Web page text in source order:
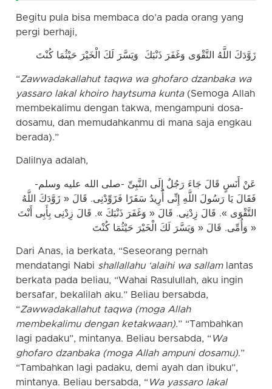
Begitu pula bisa membaca do’a pada orang yang
pergi berhaji,
زَوَّدَكَ اللَّهُ التَّقْوَى وَغَفَرَ ذَنْبَكَ وَيَسَّرَ لَكَ الْخَيْرَ حَيْثُمَا كُنْتَ
“Zawwadakallahut taqwa wa ghofaro dzanbaka wa
yassaro lakal khoiro haytsuma kunta(Semoga Allah
membekalimu dengan takwa, mengampuni dosa-
dosamu, dan memudahkanmu di mana saja engkau
berada).”
Dalilnya adalah,
عَنْ أَنَسٍ قَالَ جَاءَ رَجُلٌ إِلَى النَّبِىِّ -صلى الله عليه وسلم-
فَقَالَ يَا رَسُولَ اللَّهِ إِنِّى أُرِيدُ سَفَرًا فَزَوِّدْنِى. قَالَ « زَوَّدَكَ اللَّهُ
التَّقْوَى ». قَالَ زِدْنِى. قَالَ « وَغَفَرَ ذَنْبَكَ ». قَالَ زِدْنِى بِأَبِى أَنْتَ
وَأُمِّى. قَالَ « وَيَسَّرَ لَكَ الْخَيْرَ حَيْثُمَا كُنْتَ »
Dari Anas, ia berkata, “Seseorang pernah
mendatangi Nabi shallallahu ‘alaihi wa sallam lantas
berkata pada beliau, “Wahai Rasulullah, aku ingin
bersafar, bekalilah aku.” Beliau bersabda,
“Zawwadakallahut taqwa (moga Allah
membekalimu dengan ketakwaan).” “Tambahkan
lagi padaku”, mintanya. Beliau bersabda, “ Wa
ghofaro dzanbaka (moga Allah ampuni dosamu).”
“Tambahkan lagi padaku, demi ayah dan ibuku”,
mintanya. Beliau bersabda, “ Wa yassaro lakal